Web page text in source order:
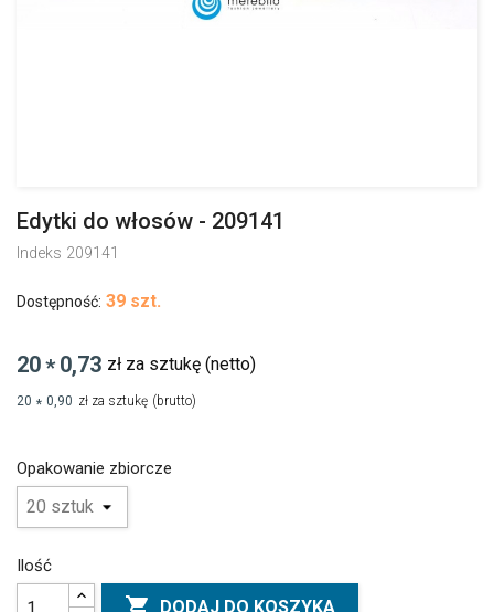
Edytki do włosów - 209141
Indeks 209141
Dostępność: 39 szt.
20* 0,73 zł za sztukę (netto)
20 * 0,90 zł za sztukę (brutto)
Opakowanie zbiorcze
Ilość
 DODAJ DO KOSZYKA